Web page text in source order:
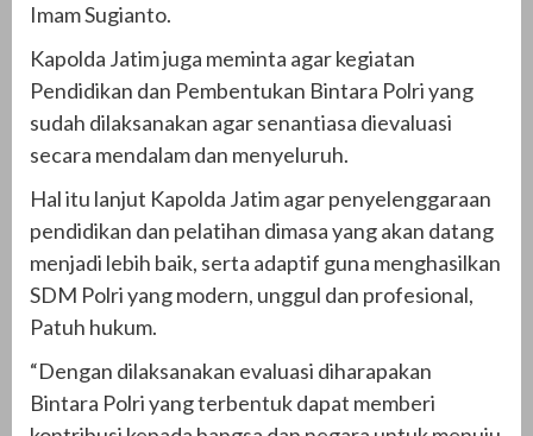
Imam Sugianto.
Kapolda Jatim juga meminta agar kegiatan
Pendidikan dan Pembentukan Bintara Polri yang
sudah dilaksanakan agar senantiasa dievaluasi
secara mendalam dan menyeluruh.
Hal itu lanjut Kapolda Jatim agar penyelenggaraan
pendidikan dan pelatihan dimasa yang akan datang
menjadi lebih baik, serta adaptif guna menghasilkan
SDM Polri yang modern, unggul dan profesional,
Patuh hukum.
“Dengan dilaksanakan evaluasi diharapakan
Bintara Polri yang terbentuk dapat memberi